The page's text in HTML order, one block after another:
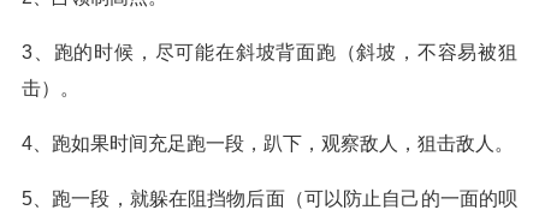
3、跑的时候，尽可能在斜坡背面跑（斜坡，不容易被狙
击）。
4、跑如果时间充足跑一段，趴下，观察敌人，狙击敌人。
5、跑一段，就躲在阻挡物后面（可以防止自己的一面的呗